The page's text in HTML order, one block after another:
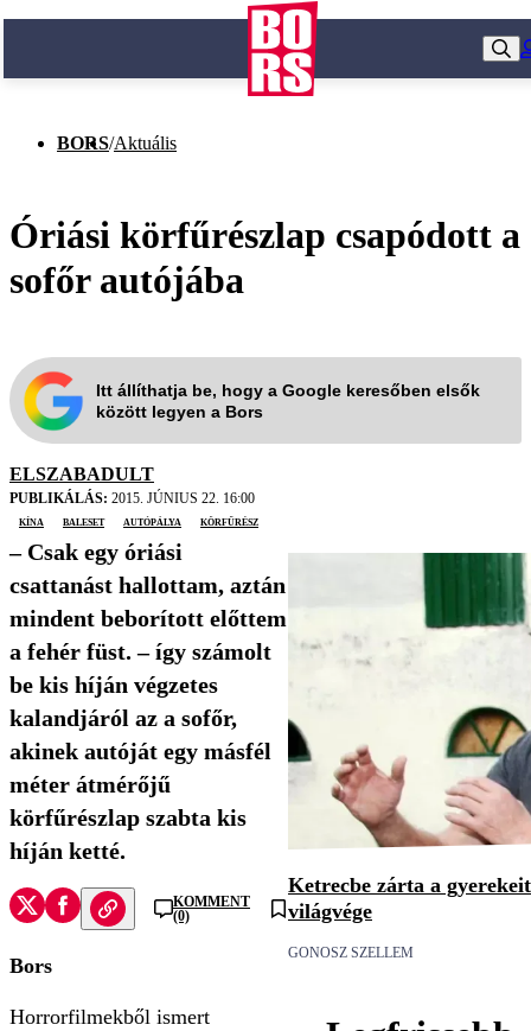
BORS/Aktuális
Óriási körfűrészlap csapódott a
sofőr autójába
Itt állíthatja be, hogy a Google keresőben elsők
között legyen a Bors
ELSZABADULT
PUBLIKÁLÁS: 2015. JÚNIUS 22. 16:00
Kína
baleset autópálya körfűrész
– Csak egy óriási
csattanást hallottam, aztán
mindent beborított előttem
a fehér füst. – így számolt
be kis híján végzetes
kalandjáról az a sofőr,
akinek autóját egy másfél
méter átmérőjű
körfűrészlap szabta kis
híján ketté.
KOMMENT
(0)
Bors
Horrorfilmekből ismert
Ketrecbe zárta a
világvége
GONOSZ SZELLEM